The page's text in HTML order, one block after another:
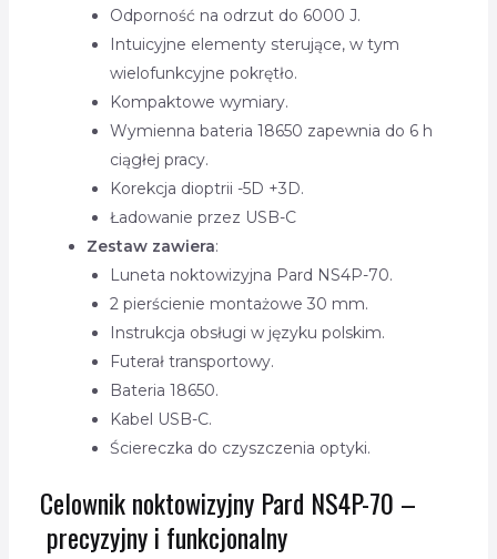
Odporność na odrzut do 6000 J.
Intuicyjne elementy sterujące, w tym
wielofunkcyjne pokrętło.
Kompaktowe wymiary.
Wymienna bateria 18650 zapewnia do 6 h
ciągłej pracy.
Korekcja dioptrii -5D +3D.
Ładowanie przez USB-C
Zestaw zawiera:
Luneta noktowizyjna Pard NS4P-70.
2 pierścienie montażowe 30 mm.
Instrukcja obsługi w języku polskim.
Futerał transportowy.
Bateria 18650.
Kabel USB-C.
Ściereczka do czyszczenia optyki.
Celownik noktowizyjny Pard NS4P-70 –
precyzyjny i funkcjonalny